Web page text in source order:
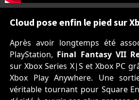
Cloud pose enfin le pied sur
Après avoir longtemps été
PlayStation, Final Fantasy VII
sur Xbox Series X|S et Xbox PC
Xbox Play Anywhere. Une
véritable tournant pour Square